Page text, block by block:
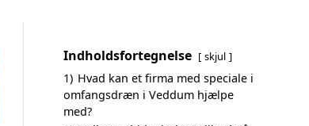
Indholdsfortegnelse skjul
1) Hvad kan et firma med speciale i
omfangsdræn i Veddum hjælpe
med?